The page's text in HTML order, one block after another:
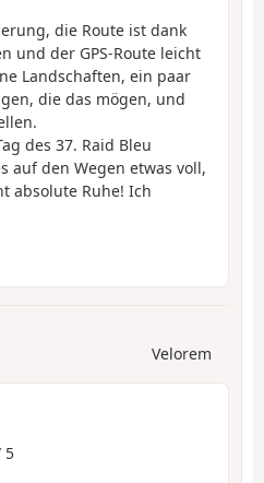
die Route ist dank
und der GPS-Route leicht
Landschaften, ein paar
die das mögen, und
des 37. Raid Bleu
auf den Wegen etwas voll,
absolute Ruhe! Ich
Velorem
5